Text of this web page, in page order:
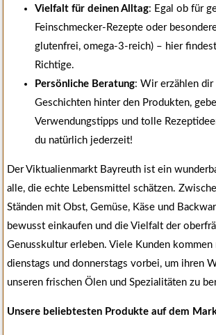
Vielfalt für deinen Alltag: Egal ob für
Feinschmecker-Rezepte oder
glutenfrei, omega-3-reich) – hier
Richtige.
Persönliche Beratung: Wir erzählen dir
Geschichten hinter den Produkten,
Verwendungstipps und tolle
du natürlich jederzeit!
Der Viktualienmarkt Bayreuth ist ein
alle, die echte Lebensmittel schätzen.
Ständen mit Obst, Gemüse, Käse und
bewusst einkaufen und die Vielfalt der
Genusskultur erleben. Viele Kunden kommen
dienstags und donnerstags vorbei, um ihren
unseren frischen Ölen und Spezialitäten zu
Unsere beliebtesten Produkte auf dem